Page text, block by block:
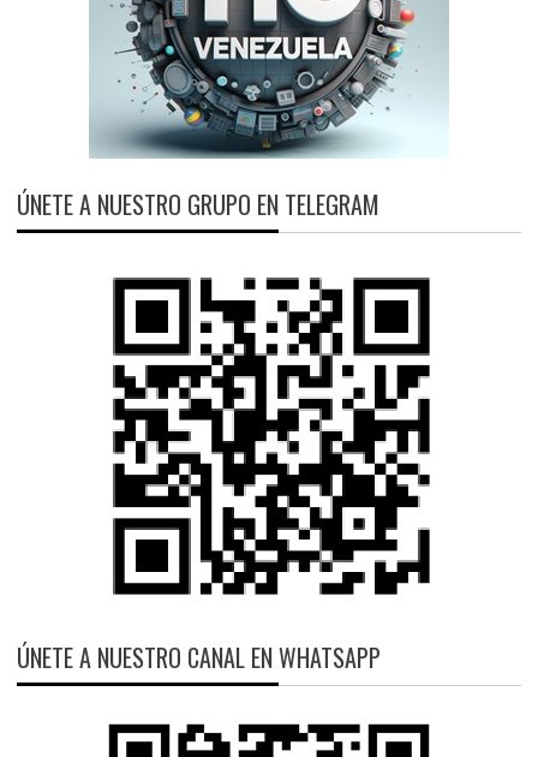
ÚNETE A NUESTRO GRUPO EN TELEGRAM
ÚNETE A NUESTRO CANAL EN WHATSAPP